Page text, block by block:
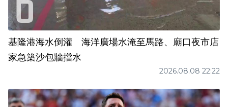
基隆港海水倒灌 海洋廣場水淹至馬路、廟口夜市店
家急築沙包牆擋水
2026.08.08 22:22